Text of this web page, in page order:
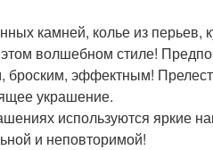
камней, колье из перьев,
волшебном стиле!
эффектным!
украшение.
используются яркие
и неповторимой!